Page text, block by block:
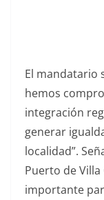
El mandatario
hemos
integración
generar
localidad”.
Puerto de Villa
importante